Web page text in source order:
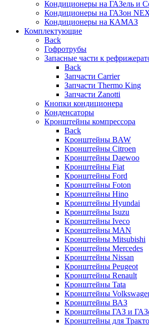
Кондиционеры на ГАЗель и
Кондиционеры на ГАЗон
Кондиционеры на КАМАЗ
Комплектующие
Back
Гофротрубы
Запасные части к
Back
Запчасти Carrier
Запчасти Thermo King
Запчасти Zanotti
Кнопки кондиционера
Конденсаторы
Кронштейны компрессора
Back
Кронштейны BAW
Кронштейны Citroen
Кронштейны Daewoo
Кронштейны Fiat
Кронштейны Ford
Кронштейны Foton
Кронштейны Hino
Кронштейны Hyundai
Кронштейны Isuzu
Кронштейны Iveco
Кронштейны MAN
Кронштейны Mitsubishi
Кронштейны Mеrcedes
Кронштейны Nissan
Кронштейны Peugeot
Кронштейны Renault
Кронштейны Tata
Кронштейны
Кронштейны ВАЗ
Кронштейны ГАЗ и
Кронштейны для